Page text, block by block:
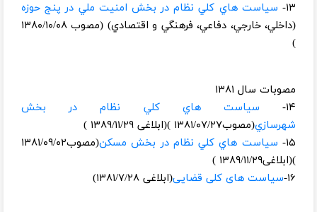
۱۳-
سياست هاي كلي نظام در بخش امنيت ملي در پنج حوزه
(داخلي، خارجي، دفاعي، فرهنگي و اقتصادي) (مصوب ۱۳۸۰/۱۰/۰۸
)
مصوبات سال ۱۳۸۱
۱۴-
سياست هاي كلي نظام در بخش
شهرسازي(مصوب۱۳۸۱/۰۷/۲۷ )(ابلاغی ۱۳۸۹/۱۱/۲۹ )
۱۵-
سياست هاي كلي نظام در بخش مسكن
(مصوب۱۳۸۱/۰۹/۰۲
)(ابلاغی۱۳۸۹/۱۱/۲۹ )
۱۶- سیاست های کلی قضایی(ابلاغی ۱۳۸۱/۷/۲۸)